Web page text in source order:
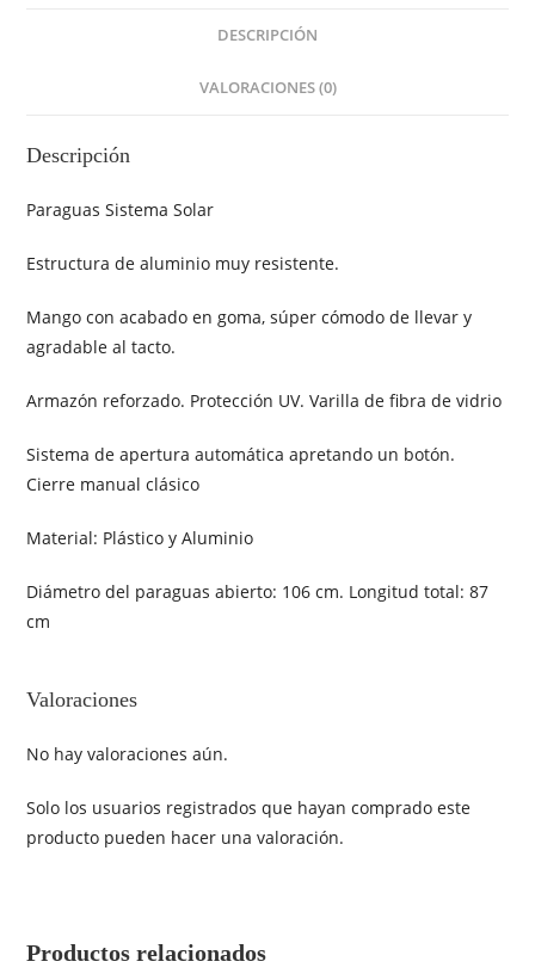
DESCRIPCIÓN
VALORACIONES (0)
Descripción
Paraguas Sistema Solar
Estructura de aluminio muy resistente.
Mango con acabado en goma, súper cómodo de llevar y
agradable al tacto.
Armazón reforzado. Protección UV. Varilla de fibra de vidrio
Sistema de apertura automática apretando un botón.
Cierre manual clásico
Material: Plástico y Aluminio
Diámetro del paraguas abierto: 106 cm. Longitud total: 87
cm
Valoraciones
No hay valoraciones aún.
Solo los usuarios registrados que hayan comprado este
producto pueden hacer una valoración.
Productos relacionados